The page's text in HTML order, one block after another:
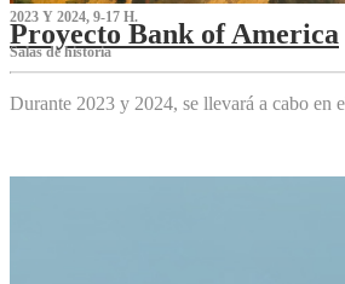
2023 Y 2024, 9-17 H.
Proyecto Bank of America
S‌alas de historia
Durante 2023 y 2024, se llevará a cabo en